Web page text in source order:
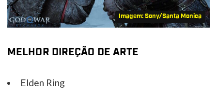
Imagem: Sony/Santa Monica
MELHOR DIREÇÃO DE ARTE
Elden Ring